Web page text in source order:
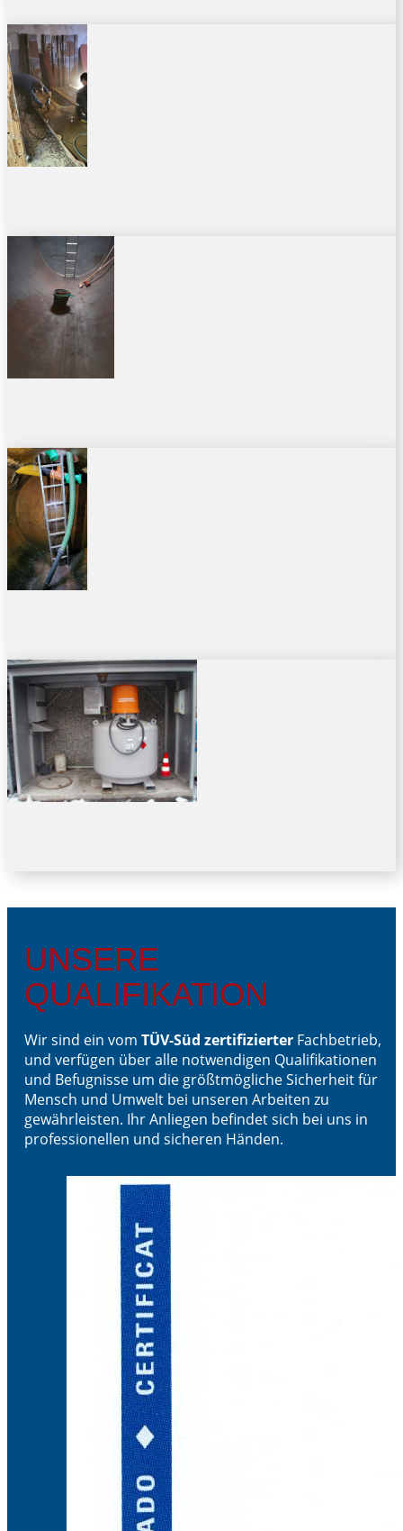
UNSERE
QUALIFIKATION
Wir sind ein vom TÜV-Süd zertifizierter Fachbetrieb,
und verfügen über alle notwendigen Qualifikationen
und Befugnisse um die größtmögliche Sicherheit für
Mensch und Umwelt bei unseren Arbeiten zu
gewährleisten. Ihr Anliegen befindet sich bei uns in
professionellen und sicheren Händen.